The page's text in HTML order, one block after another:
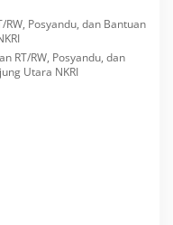
RT/RW, Posyandu, dan
Utara NKRI